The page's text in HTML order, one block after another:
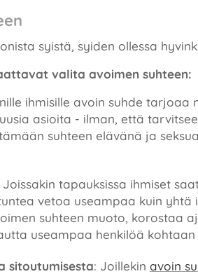
syistä, syiden ollessa
valita avoimen suhteen:
ihmisille avoin suhde tarjoaa
asioita - ilman, että
suhteen elävänä ja
Joissakin tapauksissa ihmiset
vetoa useampaa kuin yhtä
suhteen muoto, korostaa
useampaa henkilöä kohtaan
sitoutumisesta: Joillekin avoin